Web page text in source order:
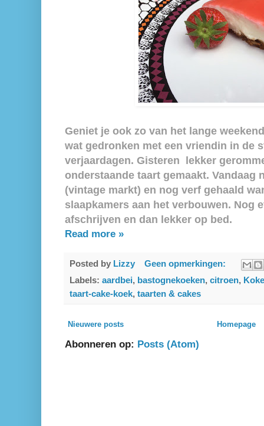
Geniet je ook zo van het lange
wat gedronken met een vriendin in de
verjaardagen. Gisteren lekker
onderstaande taart gemaakt. Vandaag
(vintage markt) en nog verf gehaald
slaapkamers aan het verbouwen. Nog
afschrijven en dan lekker op bed.
Read more »
Posted by Lizzy
Geen opmerkingen:
Labels: aardbei, bastognekoeken, citroen,
taart-cake-koek, taarten & cakes
Nieuwere posts Homepage
Abonneren op: Posts (Atom)